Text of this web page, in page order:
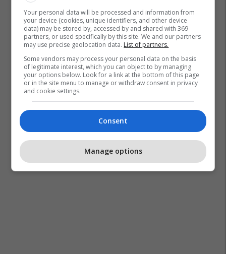
Soda Bikarbon Dyshek Krevat
Sodë Buke
Melissa Maker
Your personal data will be processed and information from
your device (cookies, unique identifiers, and other device
data) may be stored by, accessed by and shared with 369
partners, or used specifically by this site. We and our partners
may use precise geolocation data. List of partners.
Some vendors may process your personal data on the basis
of legitimate interest, which you can object to by managing
your options below. Look for a link at the bottom of this page
or in the site menu to manage or withdraw consent in privacy
and cookie settings.
Consent
Manage options